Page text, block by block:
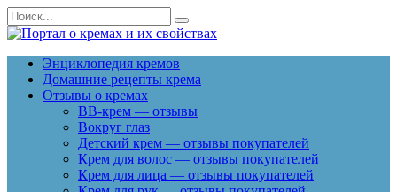
Перейти
к
содержанию
Search
for:
Энциклопедия кремов
Домашние рецепты крема
Отзывы о кремах
BB-крем — отзывы
Вокруг глаз
Детский крем — отзывы покупателей
Крем для волос — отзывы покупателей
Крем для лица — отзывы покупателей